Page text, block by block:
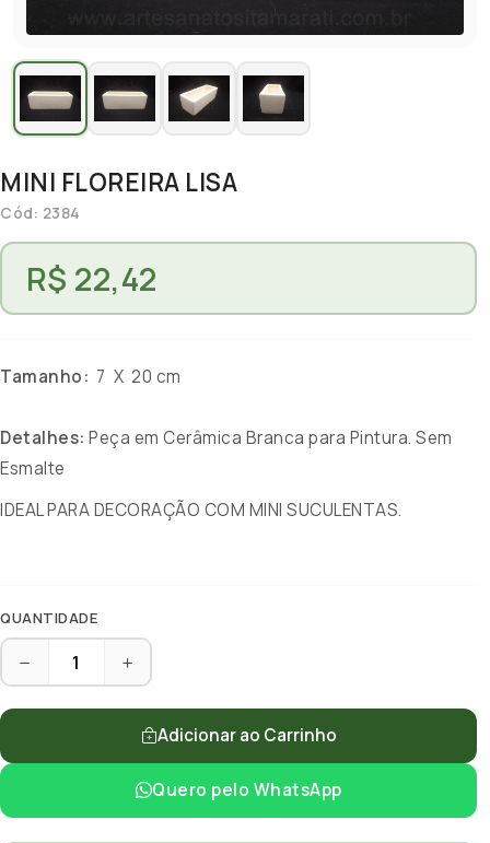
MINI FLOREIRA LISA
Cód: 2384
R$ 22,42
Tamanho: 7 X 20 cm
Detalhes: Peça em Cerâmica Branca para Pintura. Sem
Esmalte
IDEAL PARA DECORAÇÃO COM MINI SUCULENTAS.
QUANTIDADE
Adicionar ao Carrinho
Quero pelo WhatsApp